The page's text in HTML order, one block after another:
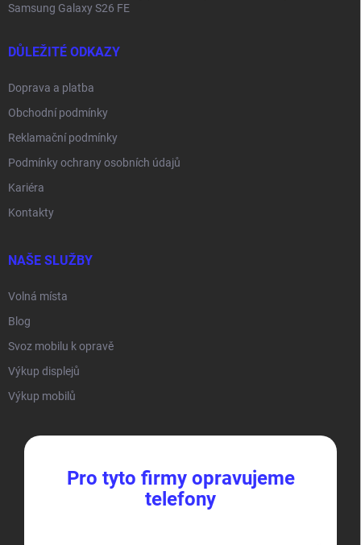
Samsung Galaxy S26 FE
DŮLEŽITÉ ODKAZY
Doprava a platba
Obchodní podmínky
Reklamační podmínky
Podmínky ochrany osobních údajů
Kariéra
Kontakty
NAŠE SLUŽBY
Volná místa
Blog
Svoz mobilu k opravě
Výkup displejů
Výkup mobilů
Pro tyto firmy opravujeme
telefony